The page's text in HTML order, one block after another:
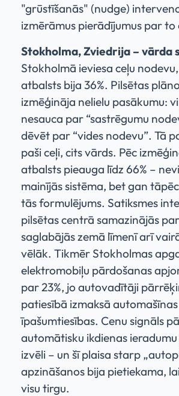
"grūstīšanās" (nudge)
izmērāmus pierādījumus par
Stokholma, Zviedrija – vārda
Stokholmā ieviesa ceļu
atbalsts bija 36%. Pilsētas
izmēģināja nelielu pasākumu:
nesauca par “sastrēgumu
dēvēt par “vides nodevu”. Tā
paši ceļi, cits vārds. Pēc
atbalsts pieauga līdz 66% –
mainījās sistēma, bet gan
tās formulējums. Satiksmes
pilsētas centrā samazinājās
saglabājās zemā līmenī arī
vēlāk. Tikmēr Stokholmas
elektromobiļu pārdošanas
par 23%, jo autovadītāji
patiesībā izmaksā automašīnas
īpašumtiesības. Cenu signāls
automātisku ikdienas
izvēli – un šī plaisa starp
apzināšanos bija pietiekama,
visu tirgu.